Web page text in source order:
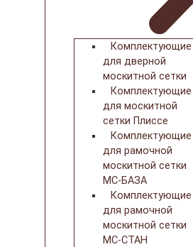
Комплектующие
для дверной
москитной сетки
Комплектующие
для москитной
сетки Плиссе
Комплектующие
для рамочной
москитной сетки
МС-БАЗА
Комплектующие
для рамочной
москитной сетки
МС-СТАН